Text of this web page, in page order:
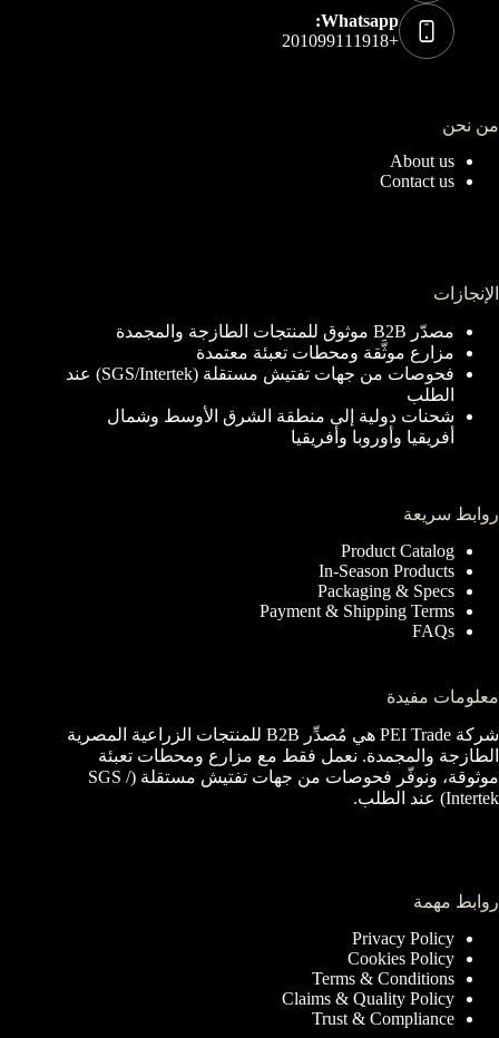
Whatsapp:
+201099111918
من نحن
About us
Contact us
الإنجازات
مصدّر B2B موثوق للمنتجات الطازجة والمجمدة
مزارع موثَّقة ومحطات تعبئة معتمدة
فحوصات من جهات تفتيش مستقلة (SGS/Intertek) عند
الطلب
شحنات دولية إلى منطقة الشرق الأوسط وشمال
أفريقيا وأوروبا وأفريقيا
روابط سريعة
Product Catalog
In-Season Products
Packaging & Specs
Payment & Shipping Terms
FAQs
معلومات مفيدة
شركة PEI Trade هي مُصدِّر B2B للمنتجات الزراعية المصرية
الطازجة والمجمدة. نعمل فقط مع مزارع ومحطات تعبئة
موثوقة، ونوفّر فحوصات من جهات تفتيش مستقلة (SGS /
Intertek) عند الطلب.
روابط مهمة
Privacy Policy
Cookies Policy
Terms & Conditions
Claims & Quality Policy
Trust & Compliance